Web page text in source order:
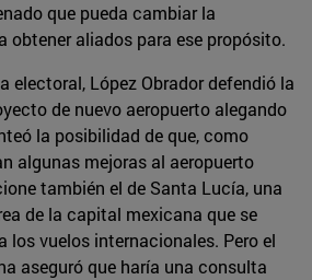
que pueda cambiar la
obtener aliados para ese propósito.
electoral, López Obrador defendió la
de nuevo aeropuerto alegando
la posibilidad de que, como
algunas mejoras al aeropuerto
también el de Santa Lucía, una
de la capital mexicana que se
los vuelos internacionales. Pero el
aseguró que haría una consulta